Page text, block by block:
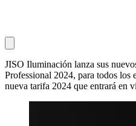
JISO Iluminación lanza sus
Professional 2024, para todos los
nueva tarifa 2024 que entrará en